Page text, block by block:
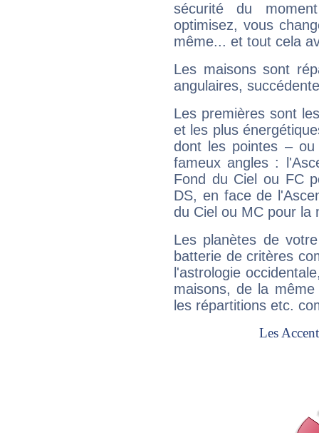
sécurité du
optimisez, vous
même... et tout cela
Les maisons sont
angulaires,
Les premières sont
et les plus
dont les pointes –
fameux angles :
Fond du Ciel ou FC
DS, en face de
du Ciel ou MC pour la
Les planètes de
batterie de critères
l'astrologie
maisons, de la
les répartitions etc.